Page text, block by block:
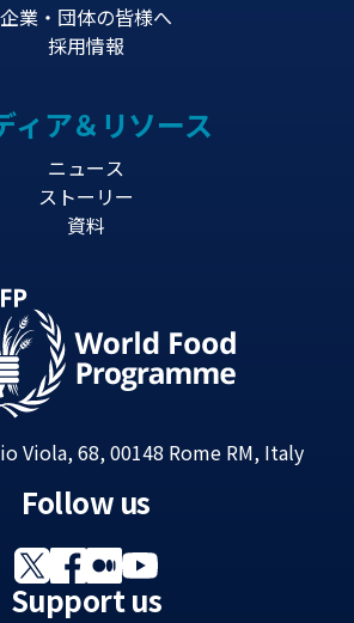
企業・団体の皆様へ
採用情報
ィア＆リソース
ニュース
ストーリー
資料
Viola, 68, 00148 Rome RM, Italy
Follow us
Support us